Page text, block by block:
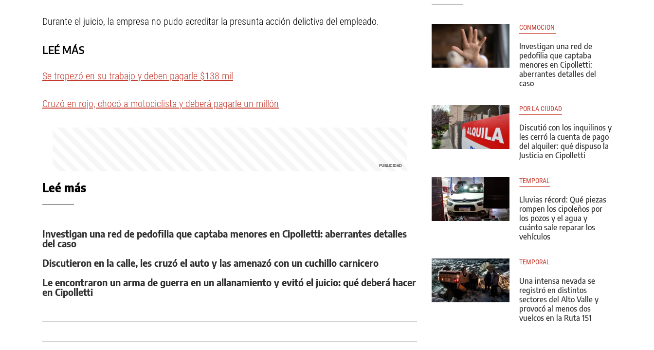
Durante el juicio, la empresa no pudo acreditar la presunta acción delictiva del empleado.
LEÉ MÁS
Se tropezó en su trabajo y deben pagarle $138 mil
Cruzó en rojo, chocó a motociclista y deberá pagarle un millón
Leé más
Investigan una red de pedofilia que captaba menores en Cipolletti: aberrantes detalles
del caso
Discutieron en la calle, les cruzó el auto y las amenazó con un cuchillo carnicero
Le encontraron un arma de guerra en un allanamiento y evitó el juicio: qué deberá hacer
en Cipolletti
CONMOCIÓN
Investigan una red de
pedofilia que captaba
menores en Cipolletti:
aberrantes detalles del
caso
POR LA CIUDAD
Discutió con los inquilinos y
les cerró la cuenta de pago
del alquiler: qué dispuso la
Justicia en Cipolletti
TEMPORAL
Lluvias récord: Qué piezas
rompen los cipoleños por
los pozos y el agua y
cuánto sale reparar los
vehículos
TEMPORAL
Una intensa nevada se
registró en distintos
sectores del Alto Valle y
provocó al menos dos
vuelcos en la Ruta 151